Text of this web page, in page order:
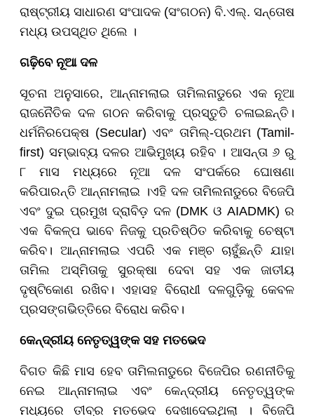
ରାଷ୍ଟ୍ରୀୟ ସାଧାରଣ ସଂପାଦକ (ସଂଗଠନ) ବି.ଏଲ୍. ସନ୍ତୋଷ
ମଧ୍ୟ ଉପସ୍ଥିତ ଥିଲେ ।
ଗଢ଼ିବେ ନୂଆ ଦଳ
ସୂଚନା ଅନୁସାରେ, ଆନ୍ନାମଲାଇ ତାମିଲନାଡୁରେ ଏକ ନୂଆ
ରାଜନୈତିକ ଦଳ ଗଠନ କରିବାକୁ ପ୍ରସ୍ତୁତି ଚଳାଇଛନ୍ତି।
ଧର୍ମନିରପେକ୍ଷ (Secular) ଏବଂ ତାମିଲ୍-ପ୍ରଥମ (Tamil-
first) ସମ୍ଭାବ୍ୟ ଦଳର ଆଭିମୁଖ୍ୟ ରହିବ । ଆସନ୍ତା ୬ ରୁ
୮ ମାସ ମଧ୍ୟରେ ନୂଆ ଦଳ ସଂପର୍କରେ ଘୋଷଣା
କରିପାରନ୍ତି ଆନ୍ନାମଲାଇ ।ଏହି ଦଳ ତାମିଲନାଡୁରେ ବିଜେପି
ଏବଂ ଦୁଇ ପ୍ରମୁଖ ଦ୍ରାବିଡ଼ ଦଳ (DMK ଓ AIADMK) ର
ଏକ ବିକଳ୍ପ ଭାବେ ନିଜକୁ ପ୍ରତିଷ୍ଠିତ କରିବାକୁ ଚେଷ୍ଟା
କରିବ। ଆନ୍ନାମଲାଇ ଏପରି ଏକ ମଞ୍ଚ ଚାହୁଁଛନ୍ତି ଯାହା
ତାମିଲ ଅସ୍ମିତାକୁ ସୁରକ୍ଷା ଦେବା ସହ ଏକ ଜାତୀୟ
ଦୃଷ୍ଟିକୋଣ ରଖିବ। ଏହାସହ ବିରୋଧୀ ଦଳଗୁଡ଼ିକୁ କେବଳ
ପ୍ରସଙ୍ଗଭିତ୍ତିରେ ବିରୋଧ କରିବ।
କେନ୍ଦ୍ରୀୟ ନେତୃତ୍ୱଙ୍କ ସହ ମତଭେଦ
ବିଗତ କିଛି ମାସ ହେବ ତାମିଲନାଡୁରେ ବିଜେପିର ରଣନୀତିକୁ
ନେଇ ଆନ୍ନାମଲାଇ ଏବଂ କେନ୍ଦ୍ରୀୟ ନେତୃତ୍ୱଙ୍କ
ମଧ୍ୟରେ ତୀବ୍ର ମତଭେଦ ଦେଖାଦେଇଥିଲା । ବିଜେପି